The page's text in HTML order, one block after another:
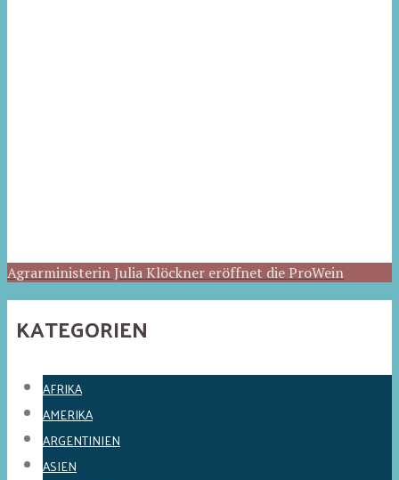
Agrarministerin Julia Klöckner eröffnet die ProWein
KATEGORIEN
AFRIKA
AMERIKA
ARGENTINIEN
ASIEN